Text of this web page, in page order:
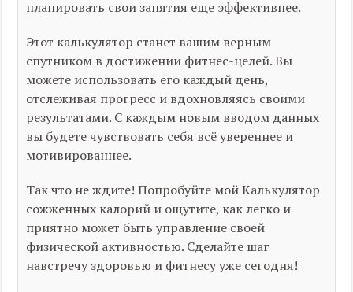
планировать свои занятия еще эффективнее.
Этот калькулятор станет вашим верным
спутником в достижении фитнес-целей. Вы
можете использовать его каждый день,
отслеживая прогресс и вдохновляясь своими
результатами. С каждым новым вводом данных
вы будете чувствовать себя всё увереннее и
мотивированнее.
Так что не ждите! Попробуйте мой Калькулятор
сожженных калорий и ощутите, как легко и
приятно может быть управление своей
физической активностью. Сделайте шаг
навстречу здоровью и фитнесу уже сегодня!